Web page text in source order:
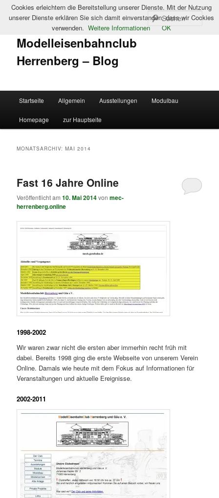
Modelleisenbahnclub
Herrenberg – Blog
Zum
primären
Zum
sekundären
Startseite Allgemein Ausstellungen Modulbau
Homepage zur Hauptseite
MONATSARCHIV:MAI 2014
Fast 16 Jahre Online
Veröffentlicht am10. Mai 2014vonmec-
herrenberg.online
1998-2002
Wir waren zwar nicht die ersten aber immerhin recht früh mit
dabei. Bereits 1998 ging die erste Webseite von unserem Verein
Online. Damals wie heute mit dem Fokus auf Informationen für
Veranstaltungen und aktuelle Ereignisse.
2002-2011
Cookies erleichtern die Bereitstellung unserer Dienste. Mit der Nutzung
unserer Dienste erklären Sie sich damit einverstanden, dass wir Cookies
verwenden. Weitere Informationen OK